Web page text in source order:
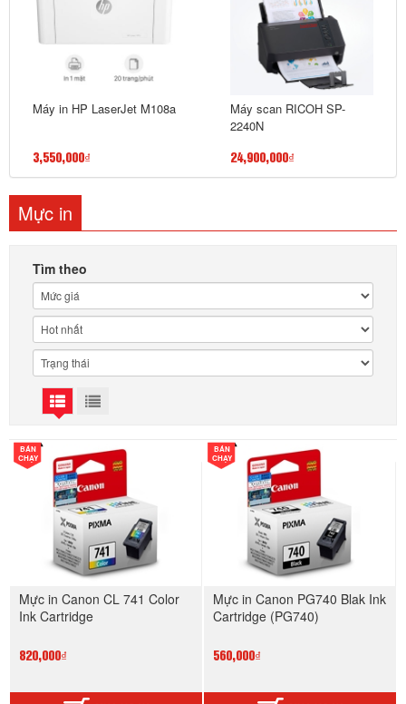
Máy in HP LaserJet M108a
3,550,000₫
Máy scan RICOH SP-
2240N
24,900,000₫
Mực in
Tìm theo
BÁN
CHẠY
Mực in Canon CL 741 Color
Ink Cartridge
820,000₫
BÁN
CHẠY
Mực in Canon PG740 Blak Ink
Cartridge (PG740)
560,000₫